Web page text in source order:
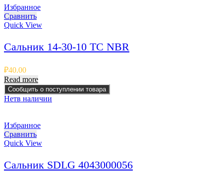
Избранное
Сравнить
Quick View
Сальник 14-30-10 TC NBR
₽40.00
Read more
Сообщить о поступлении товара
Нетв наличии
Избранное
Сравнить
Quick View
Сальник SDLG 4043000056